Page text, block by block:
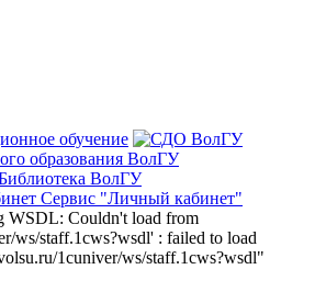
обучение
образования ВолГУ
ВолГУ
Сервис "Личный кабинет"
WSDL: Couldn't load from
ws/staff.1cws?wsdl' : failed to load
1cuniver/ws/staff.1cws?wsdl"